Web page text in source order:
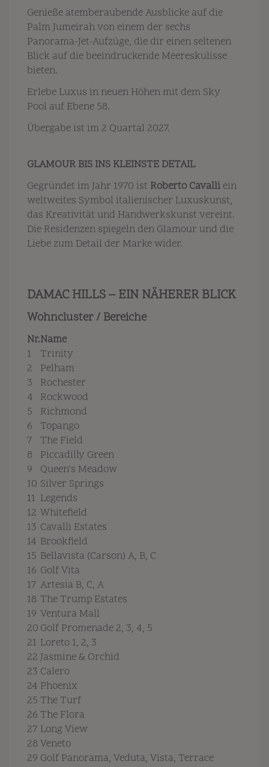
Genieße atemberaubende Ausblicke auf die
Palm Jumeirah von einem der sechs
Panorama-Jet-Aufzüge, die dir einen seltenen
Blick auf die beeindruckende Meereskulisse
bieten.
Erlebe Luxus in neuen Höhen mit dem Sky
Pool auf Ebene 58.
Übergabe ist im 2 Quartal 2027.
GLAMOUR BIS INS KLEINSTE DETAIL
Gegründet im Jahr 1970 ist Roberto Cavalli ein
weltweites Symbol italienischer Luxuskunst,
das Kreativität und Handwerkskunst vereint.
Die Residenzen spiegeln den Glamour und die
Liebe zum Detail der Marke wider.
DAMAC HILLS – EIN NÄHERER BLICK
Wohncluster / Bereiche
Nr.Name
1
Trinity
2
Pelham
3
Rochester
4 Rockwood
5
Richmond
6
Topango
7
The Field
8
Piccadilly Green
9
Queen’s Meadow
10 Silver Springs
11 Legends
12 Whitefield
13 Cavalli Estates
14 Brookfield
15 Bellavista (Carson) A, B, C
16 Golf Vita
17 Artesia B, C, A
18 The Trump Estates
19 Ventura Mall
20 Golf Promenade 2, 3, 4, 5
21 Loreto 1, 2, 3
22 Jasmine & Orchid
23 Calero
24 Phoenix
25 The Turf
26 The Flora
27 Long View
28 Veneto
29 Golf Panorama, Veduta, Vista, Terrace